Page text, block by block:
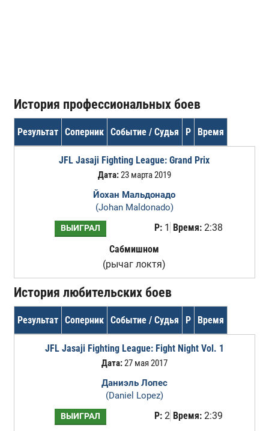
История профессиональных боев
Результат Соперник Событие / Судья Р Время
JFL Jasaji Fighting League: Grand Prix
Дата:23 марта 2019
Йохан Мальдонадо
(Johan Maldonado)
ВЫИГРАЛ Р:1 Время:2:38
Сабмишном
(рычаг локтя)
История любительских боев
Результат Соперник Событие / Судья Р Время
JFL Jasaji Fighting League: Fight Night Vol. 1
Дата:27 мая 2017
Даниэль Лопес
(Daniel Lopez)
ВЫИГРАЛ Р:2 Время:2:39